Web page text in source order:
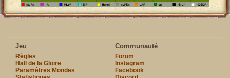
Jeu
Règles
Hall de la Gloire
Paramètres Mondes
Communauté
Forum
Instagram
Facebook